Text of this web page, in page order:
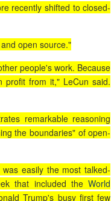
recently shifted to closed-
open source."
people's work. Because
profit from it," LeCun said.
remarkable reasoning
the boundaries" of open-
easily the most talked-
that included theWorld
Trump's busy first few